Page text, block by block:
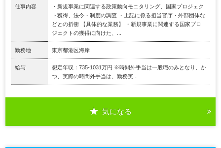
仕事内容
・新規事業に関連する政策動向モニタリング、国家プロジェク
ト獲得、法令・制度の調査 ・上記に係る担当官庁・外部団体な
どとの折衝 【具体的な業務】 ・新規事業に関連する国家プロ
ジェクトの獲得に向けた、...
勤務地 東京都港区海岸
給与
想定年収：735-1031万円 ※時間外手当は一般職のみとなり、か
つ、実際の時間外手当は、勤務実...
気になる